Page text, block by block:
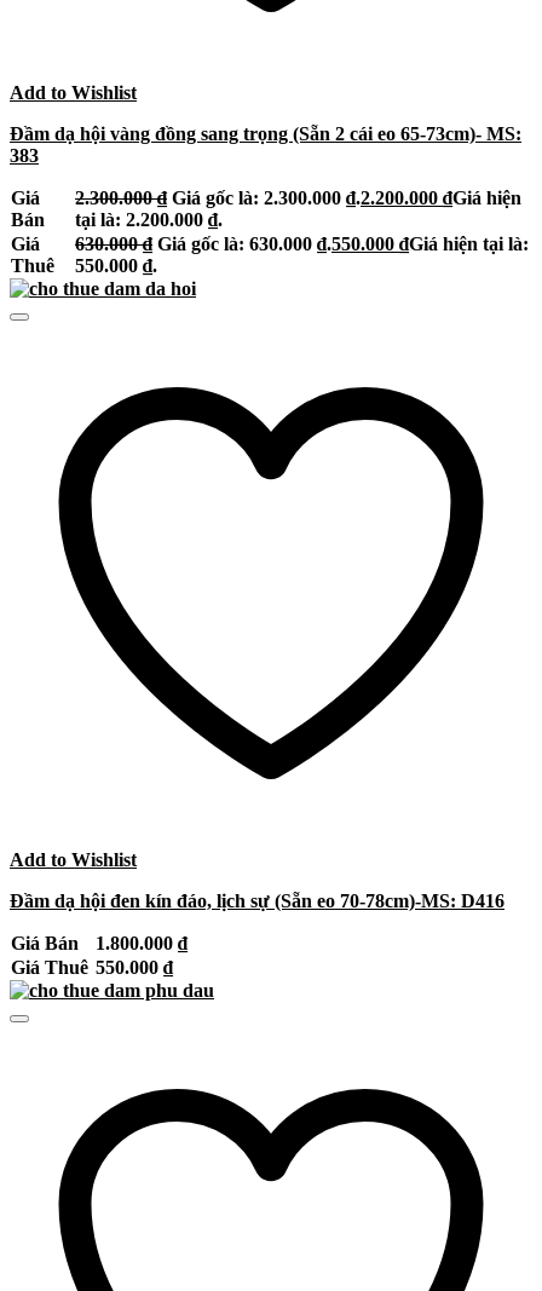
Add to Wishlist
Đầm dạ hội vàng đồng sang trọng (Sẵn 2 cái eo 65-73cm)- MS:
383
Giá
Bán
2.300.000₫ Giá gốc là: 2.300.000 ₫.2.200.000 ₫Giá hiện
tại là: 2.200.000 ₫.
Giá
Thuê
630.000₫ Giá gốc là: 630.000 ₫.550.000 ₫Giá hiện tại là:
550.000 ₫.
Add to Wishlist
Đầm dạ hội đen kín đáo, lịch sự (Sẵn eo 70-78cm)-MS: D416
Giá Bán 1.800.000 ₫
Giá Thuê 550.000 ₫